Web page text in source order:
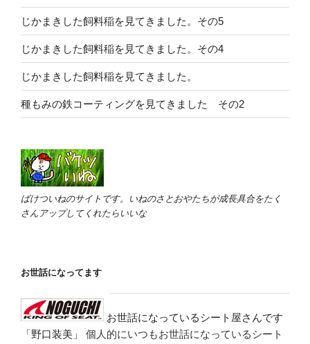
じかまきした飼料稲を見てきました。その5
じかまきした飼料稲を見てきました。その4
じかまきした飼料稲を見てきました。
種もみの鉄コーティングを見てきました その2
ばけついねのサイトです。いねのさとおやたちが成長具合をたく
さんアップしてくれたらいいな
お世話になってます
お世話になっているシート屋さんです
「野口装美」
個人的にいつもお世話になっているシート